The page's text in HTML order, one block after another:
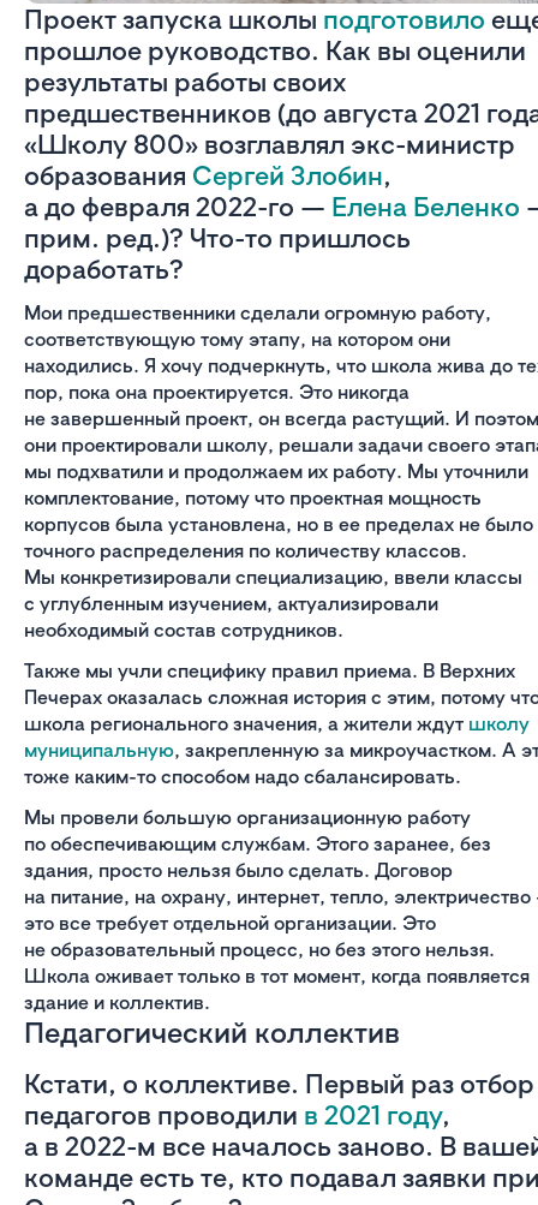
Проект запуска школы подготовило
прошлое руководство. Как вы оценили
результаты работы своих
предшественников (до августа 2021
«Школу 800» возглавлял экс-министр
образования Сергей Злобин,
а до февраля 2022-го — Елена Беленко
прим. ред.)? Что-то пришлось
доработать?
Мои предшественники сделали огромную работу,
соответствующую тому этапу, на котором они
находились. Я хочу подчеркнуть, что школа жива до
пор, пока она проектируется. Это никогда
не завершенный проект, он всегда растущий. И
они проектировали школу, решали задачи своего
мы подхватили и продолжаем их работу. Мы уточнили
комплектование, потому что проектная мощность
корпусов была установлена, но в ее пределах не было
точного распределения по количеству классов.
Мы конкретизировали специализацию, ввели классы
с углубленным изучением, актуализировали
необходимый состав сотрудников.
Также мы учли специфику правил приема. В Верхних
Печерах оказалась сложная история с этим, потому
школа регионального значения, а жители ждут школу
муниципальную, закрепленную за микроучастком. А
тоже каким-то способом надо сбалансировать.
Мы провели большую организационную работу
по обеспечивающим службам. Этого заранее, без
здания, просто нельзя было сделать. Договор
на питание, на охрану, интернет, тепло,
это все требует отдельной организации. Это
не образовательный процесс, но без этого нельзя.
Школа оживает только в тот момент, когда появляется
здание и коллектив.
Педагогический коллектив
Кстати, о коллективе. Первый раз отбор
педагогов проводили в 2021 году,
а в 2022-м все началось заново. В
команде есть те, кто подавал заявки